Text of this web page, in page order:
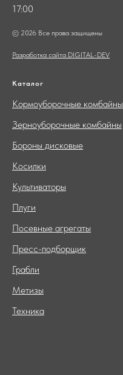
17:00
© 2026 Все права защищены
Разработка сайта DIGITAL-DEV
Каталог
Кормоуборочные комбайны
Зерноуборочные комбайны
Бороны дисковые
Косилки
Культиваторы
Плуги
Посевные агрегаты
Пресс-подборщик
Грабли
Метизы
Техника